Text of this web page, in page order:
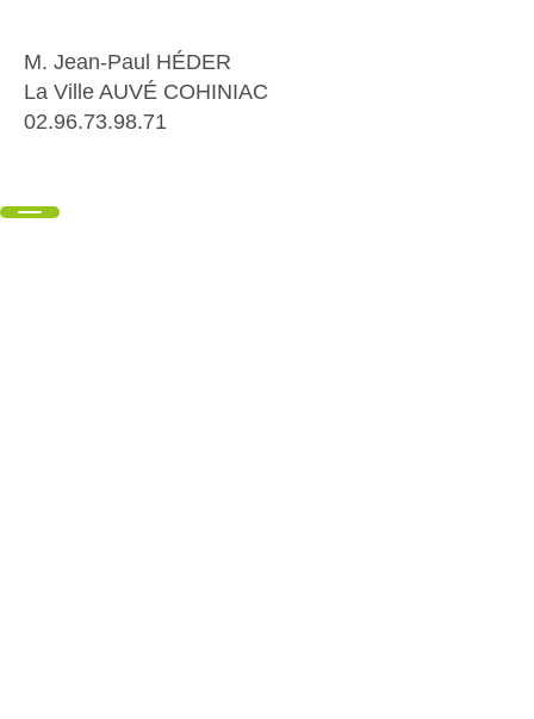
M. Jean-Paul HÉDER
La Ville AUVÉ COHINIAC
02.96.73.98.71